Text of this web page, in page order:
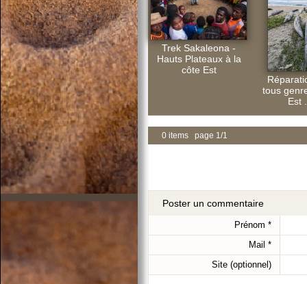
Trek Sakaleona -
Hauts Plateaux à la
côte Est
tous
Est
0 items page 1/1
Poster un commentaire
Prénom *
Mail *
Site (optionnel)